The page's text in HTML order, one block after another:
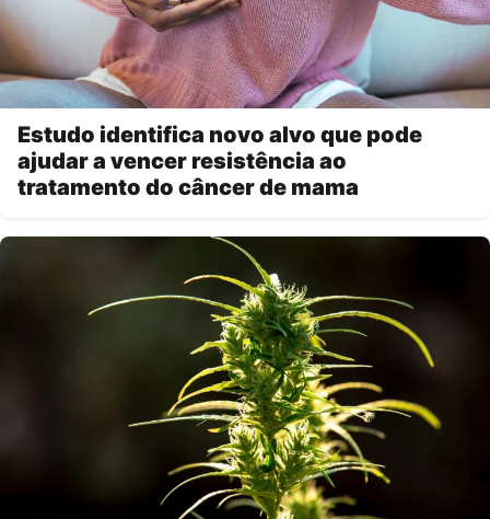
Estudo identifica novo alvo que pode
ajudar a vencer resistência ao
tratamento do câncer de mama